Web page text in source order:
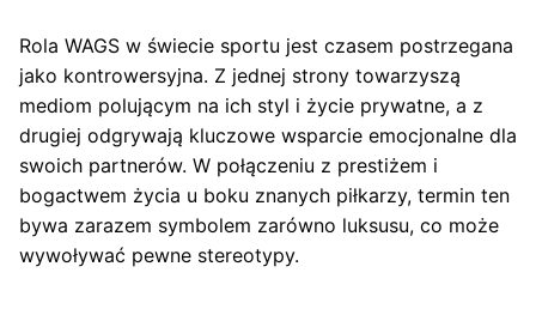
Rola WAGS w świecie sportu jest czasem postrzegana
jako kontrowersyjna. Z jednej strony towarzyszą
mediom polującym na ich styl i życie prywatne, a z
drugiej odgrywają kluczowe wsparcie emocjonalne dla
swoich partnerów. W połączeniu z prestiżem i
bogactwem życia u boku znanych piłkarzy, termin ten
bywa zarazem symbolem zarówno luksusu, co może
wywoływać pewne stereotypy.